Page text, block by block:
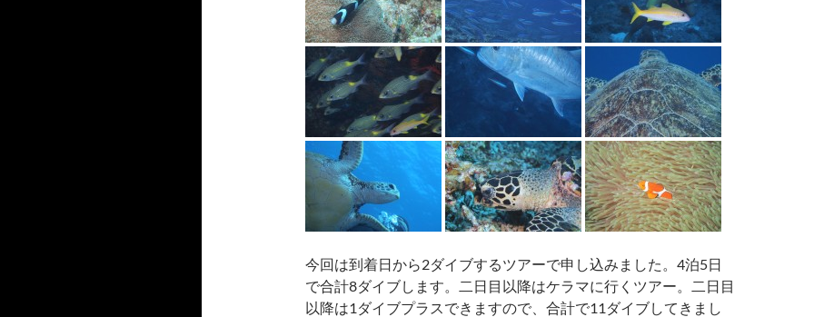
今回は到着日から2ダイブするツアーで申し込みました。4泊5日
で合計8ダイブします。二日目以降はケラマに行くツアー。二日目
以降は1ダイブプラスできますので、合計で11ダイブしてきまし